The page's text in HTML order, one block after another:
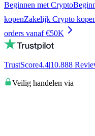
Beginnen met Crypto
kopenZakelijk Crypto
orders vanaf €50K
TrustScore4.4|10.888
Veilig handelen via